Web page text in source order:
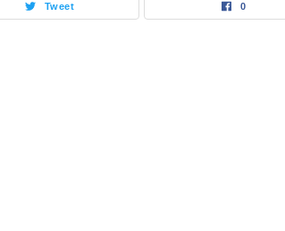
Tweet 0